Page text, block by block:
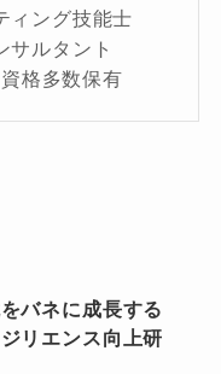
ィング技能士
サルタント
格多数保有
バネに成長する
ジリエンス向上研